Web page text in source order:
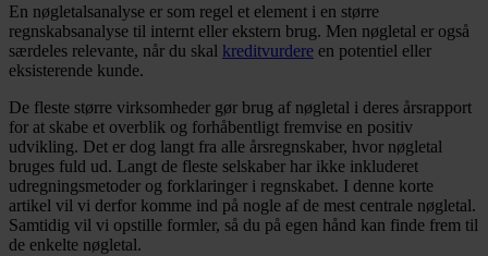
En nøgletalsanalyse er som regel et element i en større
regnskabsanalyse til internt eller ekstern brug. Men nøgletal er også
særdeles relevante, når du skal kreditvurdere en potentiel eller
eksisterende kunde.
De fleste større virksomheder gør brug af nøgletal i deres årsrapport
for at skabe et overblik og forhåbentligt fremvise en positiv
udvikling. Det er dog langt fra alle årsregnskaber, hvor nøgletal
bruges fuld ud. Langt de fleste selskaber har ikke inkluderet
udregningsmetoder og forklaringer i regnskabet. I denne korte
artikel vil vi derfor komme ind på nogle af de mest centrale nøgletal.
Samtidig vil vi opstille formler, så du på egen hånd kan finde frem til
de enkelte nøgletal.